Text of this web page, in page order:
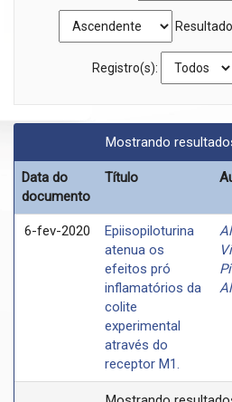
Registro(s):
Mostrando
Data do
documento
Título
6-fev-2020
Epiisopiloturina
atenua os
efeitos pró
inflamatórios da
colite
experimental
através do
receptor M1.